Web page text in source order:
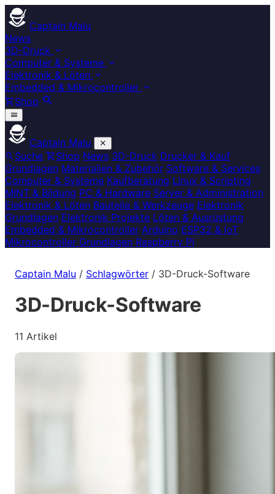
Captain Malu
News
3D-Druck
Computer & Systeme
Elektronik & Löten
Embedded & Mikrocontroller
Shop
Captain Malu
Suche
Shop News 3D-Druck Drucker & Kauf
Grundlagen Materialien & Zubehör Software & Services
Computer & Systeme Kaufberatung Linux & Scripting
MINT & Bildung PC & Hardware Server & Administration
Elektronik & Löten Bauteile & Werkzeuge Elektronik
Grundlagen Elektronik Projekte Löten & Ausrüstung
Embedded & Mikrocontroller Arduino ESP32 & IoT
Mikrocontroller Grundlagen Raspberry Pi
Captain Malu / Schlagwörter / 3D-Druck-Software
3D-Druck-Software
11 Artikel